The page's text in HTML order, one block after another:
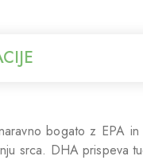
bogato z EPA
srca. DHA prispeva